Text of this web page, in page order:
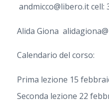
andmicco@libero.it cell:
Alida Giona
Calendario del corso:
Prima lezione 15
Seconda lezione 22